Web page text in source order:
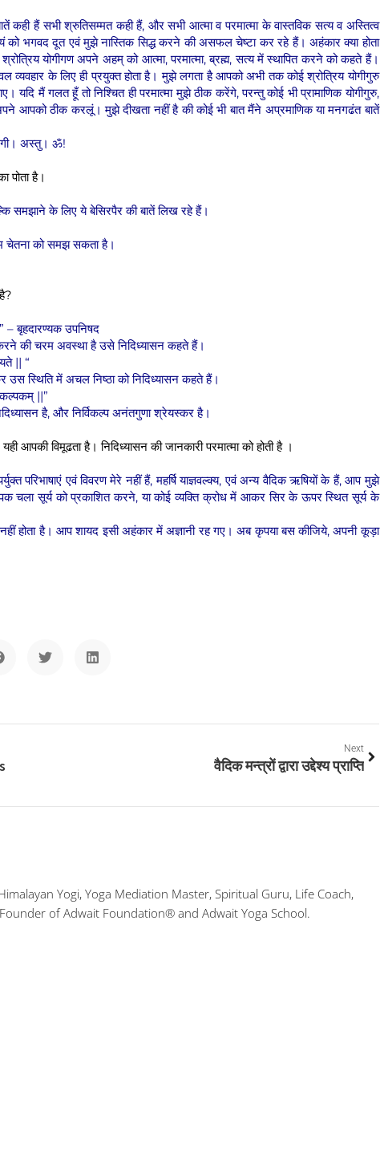
कही हैं सभी श्रुतिसम्मत कही हैं, और सभी आत्मा व परमात्मा के वास्तविक सत्य व अस्तित्व
को भगवद दूत एवं मुझे नास्तिक सिद्ध करने की असफल चेष्टा कर रहे हैं। अहंकार क्या होता
योगीगण अपने अहम् को आत्मा, परमात्मा, ब्रह्म, सत्य में स्थापित करने को कहते हैं।
व्यवहार के लिए ही प्रयुक्त होता है। मुझे लगता है आपको अभी तक कोई श्रोत्रिय योगीगुरु
मैं गलत हूँ तो निश्चित ही परमात्मा मुझे ठीक करेंगे, परन्तु कोई भी प्रामाणिक योगीगुरु,
आपको ठीक करलूं। मुझे दीखता नहीं है की कोई भी बात मैंने अप्रमाणिक या मनगढंत बातें
अस्तु। ॐ!
पोता है।
समझाने के लिए ये बेसिरपैर की बातें लिख रहे हैं।
चेतना को समझ सकता है।
– बृहदारण्यक उपनिषद
की चरम अवस्था है उसे निदिध्यासन कहते हैं।
|| “
स्थिति में अचल निष्ठा को निदिध्यासन कहते हैं।
||”
है, और निर्विकल्प अनंतगुणा श्रेयस्कर है।
आपकी विमूढता है। निदिध्यासन की जानकारी परमात्मा को होती है ।
परिभाषाएं एवं विवरण मेरे नहीं हैं, महर्षि याज्ञवल्क्य, एवं अन्य वैदिक ऋषियों के हैं, आप मुझे
चला सूर्य को प्रकाशित करने, या कोई व्यक्ति क्रोध में आकर सिर के ऊपर स्थित सूर्य के
होता है। आप शायद इसी अहंकार में अज्ञानी रह गए। अब कृपया बस कीजिये, अपनी कूड़ा
Next
वैदिक मन्त्रों द्वारा उद्देश्य प्राप्ति
Yogi, Yoga Mediation Master, Spiritual Guru, Life Coach,
of Adwait Foundation® and Adwait Yoga School.